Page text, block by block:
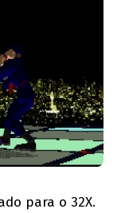
para o 32X.